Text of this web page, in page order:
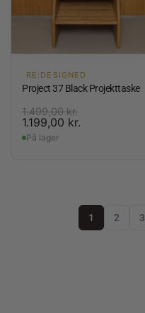
RE:DESIGNED
Project 37 Black Projekttaske
1.499,00kr.
1.199,00 kr.
På lager
1 2 3